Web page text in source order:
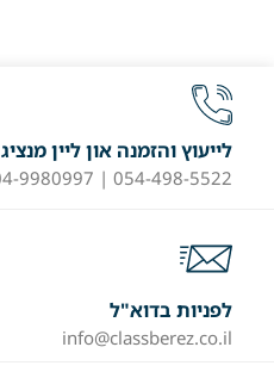
לייעוץ והזמנה און ליין מנציג
054-498-5522 | 04-9980997
לפניות בדוא"ל
info@classberez.co.il